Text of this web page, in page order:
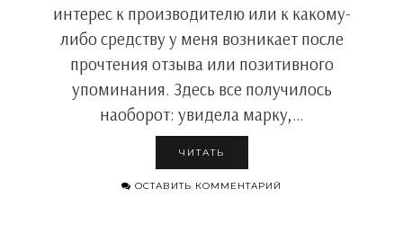
интерес к производителю или к какому-
либо средству у меня возникает после
прочтения отзыва или позитивного
упоминания. Здесь все получилось
наоборот: увидела марку,…
ЧИТАТЬ
ОСТАВИТЬ КОММЕНТАРИЙ